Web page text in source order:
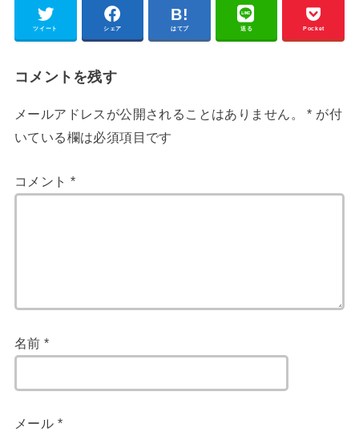
ツイート シェア はてブ 送る Pocket
コメントを残す
メールアドレスが公開されることはありません。 * が付
いている欄は必須項目です
コメント *
名前*
メール *